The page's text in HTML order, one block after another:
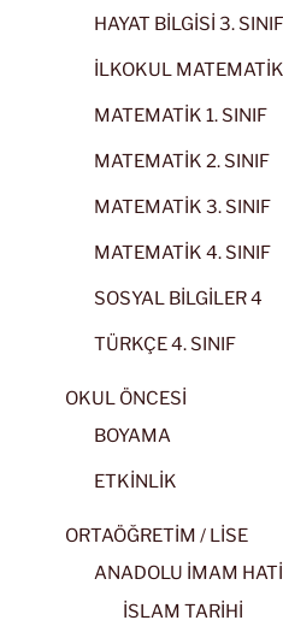
HAYAT BİLGİSİ 3. SINIF
İLKOKUL
MATEMATİK 1. SINIF
MATEMATİK 2. SINIF
MATEMATİK 3. SINIF
MATEMATİK 4. SINIF
SOSYAL BİLGİLER 4
TÜRKÇE 4. SINIF
OKUL ÖNCESİ
BOYAMA
ETKİNLİK
ORTAÖĞRETİM / LİSE
ANADOLU İMAM
İSLAM TARİHİ